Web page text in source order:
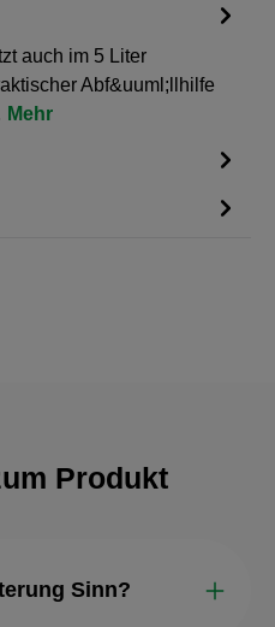
auch im 5 Liter
Abf&uuml;llhilfe
Mehr
Produkt
Sinn?